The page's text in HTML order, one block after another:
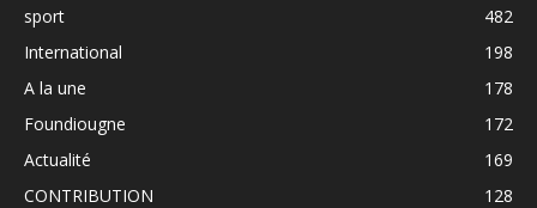
sport
482
International
198
A la une
178
Foundiougne
172
Actualité
169
CONTRIBUTION
128